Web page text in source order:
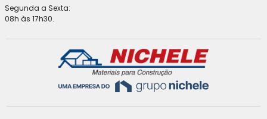
Segunda a Sexta:
08h às 17h30.